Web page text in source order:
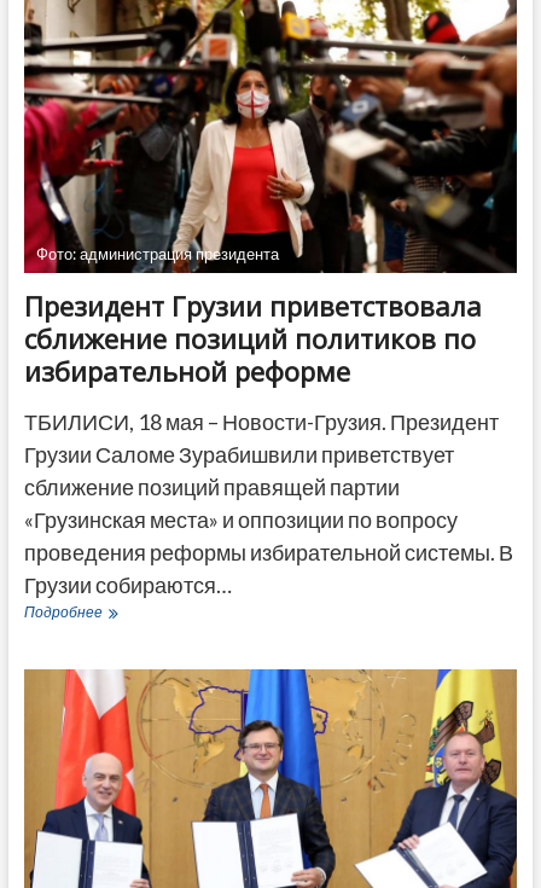
упразднить
акциз
на
топливо
Фото: администрация президента
Президент Грузии приветствовала
сближение позиций политиков по
избирательной реформе
ТБИЛИСИ, 18 мая – Новости-Грузия. Президент
Грузии Саломе Зурабишвили приветствует
сближение позиций правящей партии
«Грузинская места» и оппозиции по вопросу
проведения реформы избирательной системы. В
Грузии собираются…
ПодробнееПрезидент
сближение
позиций
политиков
избирательной
реформе